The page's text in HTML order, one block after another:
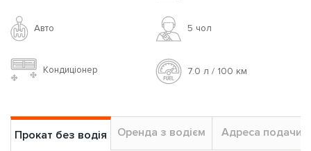
Авто 5 чoл
Кондиціонер 7.0 л / 100 км
Прокат без водія Оренда з водієм Адреса подачи